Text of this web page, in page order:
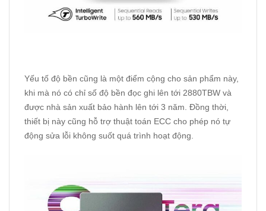
Yếu tố độ bền cũng là một điểm cộng cho sản phẩm này,
khi mà nó có chỉ số độ bền đọc ghi lên tới 2880TBW và
được nhà sản xuất bảo hành lên tới 3 năm. Đồng thời,
thiết bị này cũng hỗ trợ thuật toán ECC cho phép nó tự
động sửa lỗi không suốt quá trình hoạt động.